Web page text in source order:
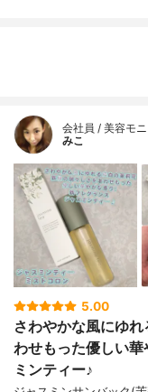
会社員 / 美容モ
みこ
5.00
さわやかな風にゆ
わせもった優しい
ミンティー♪